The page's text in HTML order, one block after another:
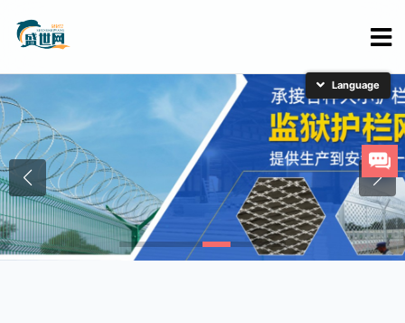
简体中文
English
日本語
한국어